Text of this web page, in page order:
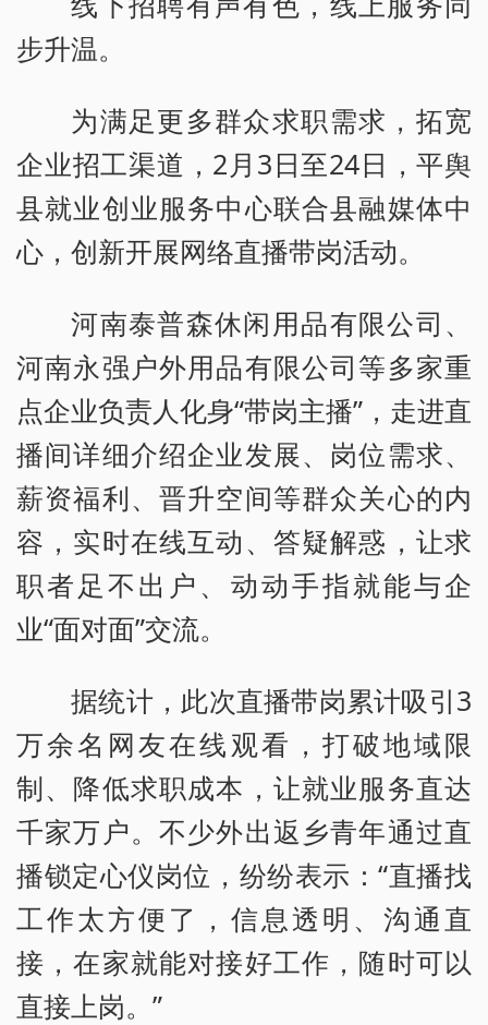
步升温。
为满足更多群众求职需求，拓宽
企业招工渠道，2月3日至24日，平舆
县就业创业服务中心联合县融媒体中
心，创新开展网络直播带岗活动。
河南泰普森休闲用品有限公司、
河南永强户外用品有限公司等多家重
点企业负责人化身“带岗主播”，走进直
播间详细介绍企业发展、岗位需求、
薪资福利、晋升空间等群众关心的内
容，实时在线互动、答疑解惑，让求
职者足不出户、动动手指就能与企
业“面对面”交流。
据统计，此次直播带岗累计吸引3
万余名网友在线观看，打破地域限
制、降低求职成本，让就业服务直达
千家万户。不少外出返乡青年通过直
播锁定心仪岗位，纷纷表示：“直播找
工作太方便了，信息透明、沟通直
接，在家就能对接好工作，随时可以
直接上岗。”